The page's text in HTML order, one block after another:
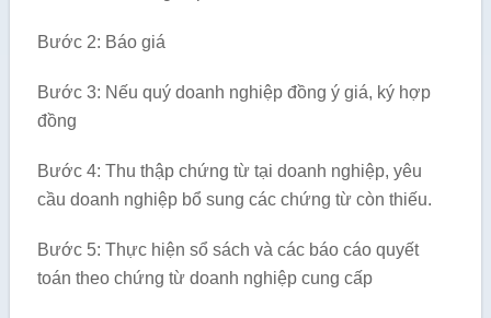
Bước 2: Báo giá
Bước 3: Nếu quý doanh nghiệp đồng ý giá, ký hợp
đồng
Bước 4: Thu thập chứng từ tại doanh nghiệp, yêu
cầu doanh nghiệp bổ sung các chứng từ còn thiếu.
Bước 5: Thực hiện sổ sách và các báo cáo quyết
toán theo chứng từ doanh nghiệp cung cấp